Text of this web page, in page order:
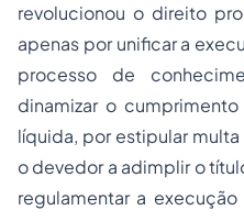
revolucionou o direito
apenas por unificar a
processo de
dinamizar o
líquida, por estipular
o devedor a adimplir o
regulamentar a